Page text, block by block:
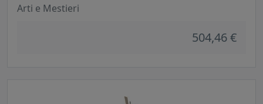
Arti e Mestieri
504,46 €